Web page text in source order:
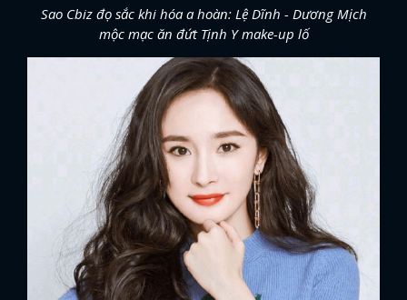
Sao Cbiz đọ sắc khi hóa a hoàn: Lệ Dĩnh - Dương Mịch
mộc mạc ăn đứt Tịnh Y make-up lố